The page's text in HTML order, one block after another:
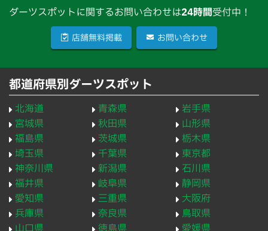
ダーツスポットに関するお問い合わせは24時間受付中！
店舗無料掲載 お問い合わせ
都道府県別ダーツスポット
北海道 青森県
岩手県
宮城県
秋田県
山形県
福島県
茨城県
栃木県
埼玉県
千葉県
東京都
神奈川県
新潟県
石川県
福井県
岐阜県
静岡県
愛知県
三重県
大阪府
兵庫県
奈良県
鳥取県